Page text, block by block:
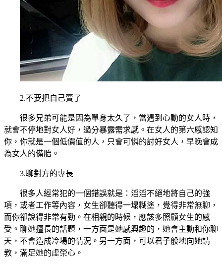
2.不要把自己賣了
很多兄弟可能是因為單身太久了，當遇到心動的女人時，
就會不停地對女人好，過分暴露需求感。在女人的第六感認知
你，你就是一個低價值的人，只會可憐的討好女人，早晚會成
為女人的備胎。
3.聊對方的專長
很多人經常犯的一個錯誤就是：滔滔不絕地將自己的強
項，或者工作等內容，女生卻聽得一塌糊塗，覺得非常無聊，
而你卻說得非常有勁。在相親的時候，應該多照顧女生的感
受。聊她擅長的話題，一方面是她感興趣的，她會主動和你聊
天，不會造成冷場的情況。另一方面，可以君子般地向她請
教，滿足她的虛榮心。